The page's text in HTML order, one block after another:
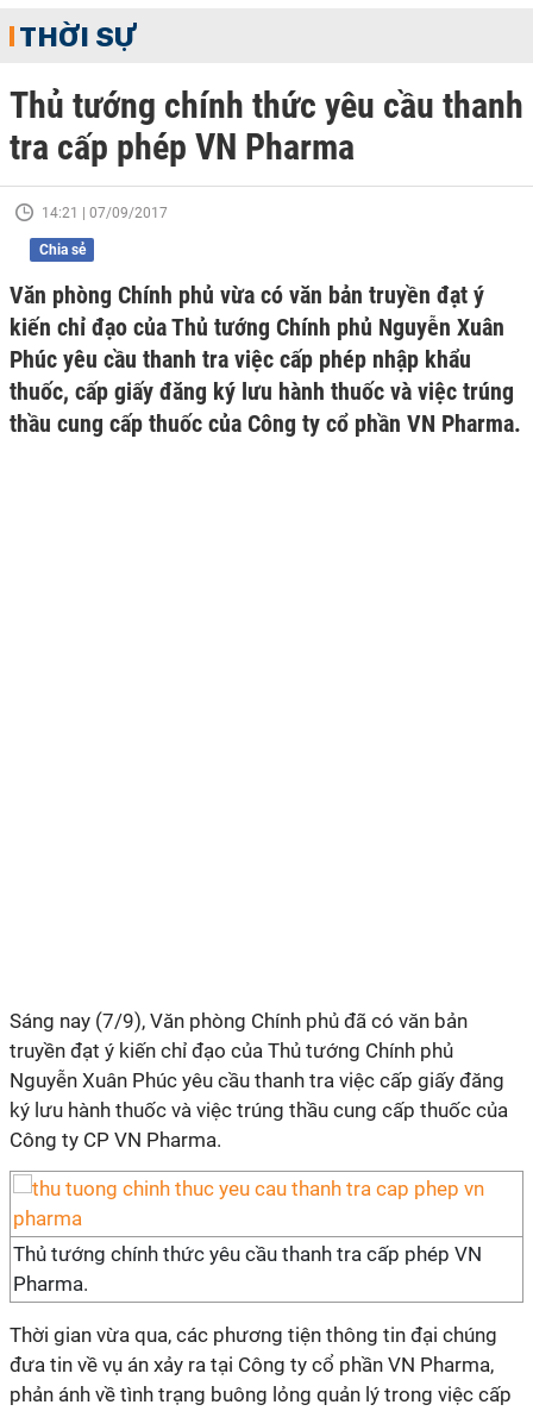
THỜI SỰ
Thủ tướng chính thức yêu cầu thanh
tra cấp phép VN Pharma
14:21 | 07/09/2017
Chia sẻ
Văn phòng Chính phủ vừa có văn bản truyền đạt ý
kiến chỉ đạo của Thủ tướng Chính phủ Nguyễn Xuân
Phúc yêu cầu thanh tra việc cấp phép nhập khẩu
thuốc, cấp giấy đăng ký lưu hành thuốc và việc trúng
thầu cung cấp thuốc của Công ty cổ phần VN Pharma.
Sáng nay (7/9), Văn phòng Chính phủ đã có văn bản
truyền đạt ý kiến chỉ đạo của Thủ tướng Chính phủ
Nguyễn Xuân Phúc yêu cầu thanh tra việc cấp giấy đăng
ký lưu hành thuốc và việc trúng thầu cung cấp thuốc của
Công ty CP VN Pharma.
Thủ tướng chính thức yêu cầu thanh tra cấp phép VN
Pharma.
Thời gian vừa qua, các phương tiện thông tin đại chúng
đưa tin về vụ án xảy ra tại Công ty cổ phần VN Pharma,
phản ánh về tình trạng buông lỏng quản lý trong việc cấp